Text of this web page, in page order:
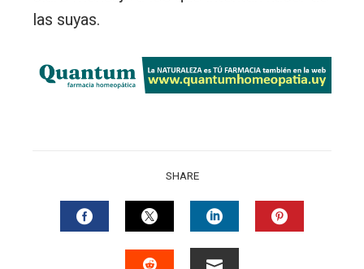
las suyas.
SHARE
FACEBOOKTWITTERLINKEDIN